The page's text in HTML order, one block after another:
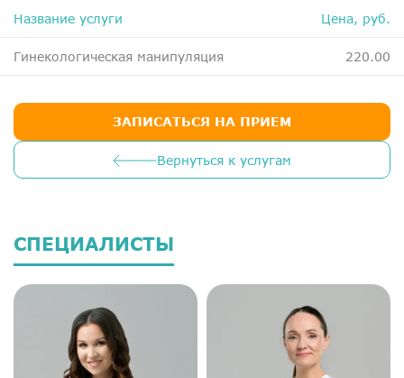
Чекапы
Главная
О компании
Новости
Контакты
Название услуги Цена, руб.
Гинекологическая манипуляция 220.00
Вернуться к услугам
ЗАПИСАТЬСЯ НА ПРИЕМ
СПЕЦИАЛИСТЫ